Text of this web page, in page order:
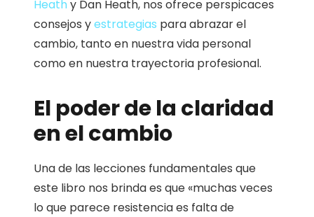
Heath y Dan Heath, nos ofrece perspicaces
consejos yestrategias para abrazar el
cambio, tanto en nuestra vida personal
como en nuestra trayectoria profesional.
El poder de la claridad
en el cambio
Una de las lecciones fundamentales que
este libro nos brinda es que «muchas veces
lo que parece resistencia es falta de